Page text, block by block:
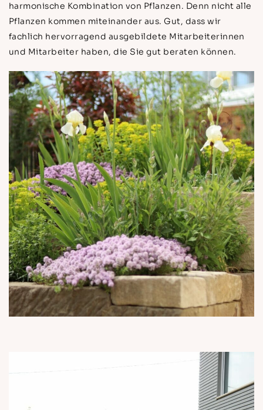
harmonische Kombination von Pflanzen. Denn nicht alle
Pflanzen kommen miteinander aus. Gut, dass wir
fachlich hervorragend ausgebildete Mitarbeiterinnen
und Mitarbeiter haben, die Sie gut beraten können.